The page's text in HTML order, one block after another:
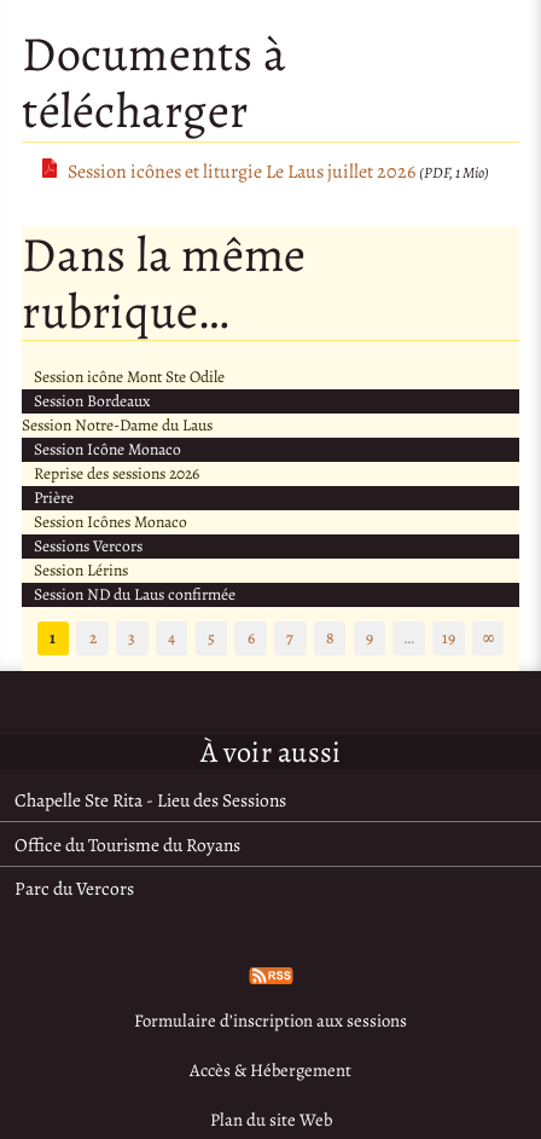
Documents à
télécharger
Session icônes et liturgie Le Laus juillet 2026 (PDF, 1 Mio)
Dans la même
rubrique…
Session icône Mont Ste Odile
Session Bordeaux
Session Notre-Dame du Laus
Session Icône Monaco
Reprise des sessions 2026
Prière
Session Icônes Monaco
Sessions Vercors
Session Lérins
Session ND du Laus confirmée
1
2 3 4 5 6 7 8 9 … 19 ∞
À voir aussi
Chapelle Ste Rita - Lieu des Sessions
Office du Tourisme du Royans
Parc du Vercors
Formulaire d’inscription aux sessions
Accès & Hébergement
Plan du site Web